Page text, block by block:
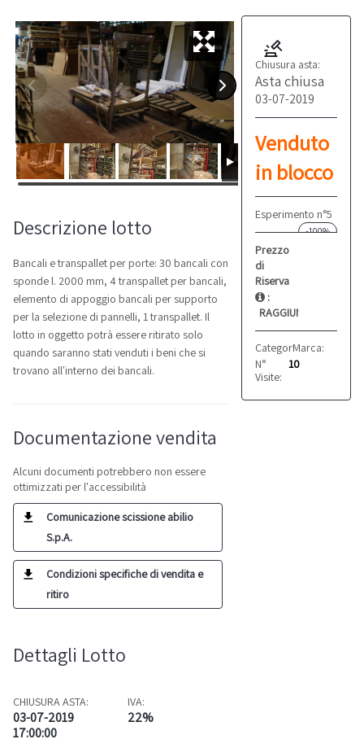
Chiusura asta:
Asta chiusa
03-07-2019
Venduto
in blocco
Esperimento n°5
-100%
Prezzo
di
Riserva
:
RAGGIUNTO
Categoria: Transpallet
Marca:
N°
Visite:
10
Descrizione lotto
Bancali e transpallet per porte: 30 bancali con
sponde l. 2000 mm, 4 transpallet per bancali,
elemento di appoggio bancali per supporto
per la selezione di pannelli, 1 transpallet. Il
lotto in oggetto potrà essere ritirato solo
quando saranno stati venduti i beni che si
trovano all'interno dei bancali.
Documentazione vendita
Alcuni documenti potrebbero non essere
ottimizzati per l'accessibilità
Comunicazione scissione abilio
S.p.A.
Condizioni specifiche di vendita e
ritiro
Dettagli Lotto
CHIUSURA ASTA:
03-07-2019
17:00:00
IVA:
22%